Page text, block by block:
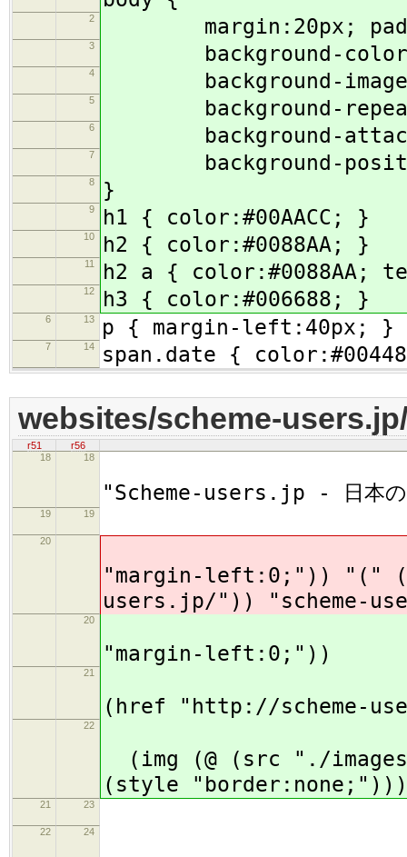
2 margin:20px;
3 background-
4 background-
5 background-
6 background-
7 background-
8 }
9 h1 { color:#00AACC; }
10 h2 { color:#0088AA; }
11 h2 a { color:#0088AA;
12 h3 { color:#006688; }
6 13 p { margin-left:40px; }
7 14 span.date {
websites/scheme-
r51
r56
18
18
"Scheme-users.jp - 日本の
19 19
20
"margin-left:0;")) "("
users.jp/")) "scheme-
20
"margin-left:0;"))
21
(href "http://scheme-
22
(img (@ (src "./
(style
21 23
22 24